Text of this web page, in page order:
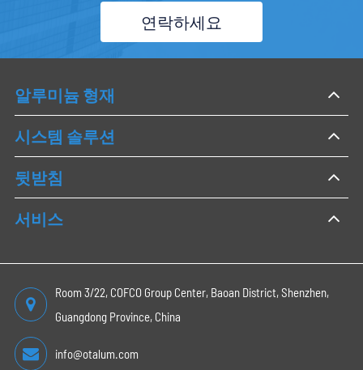
연락하세요
알루미늄 형재
시스템 솔루션
뒷받침
서비스
Room 3/22, COFCO Group Center, Baoan District, Shenzhen,
Guangdong Province, China
info@otalum.com